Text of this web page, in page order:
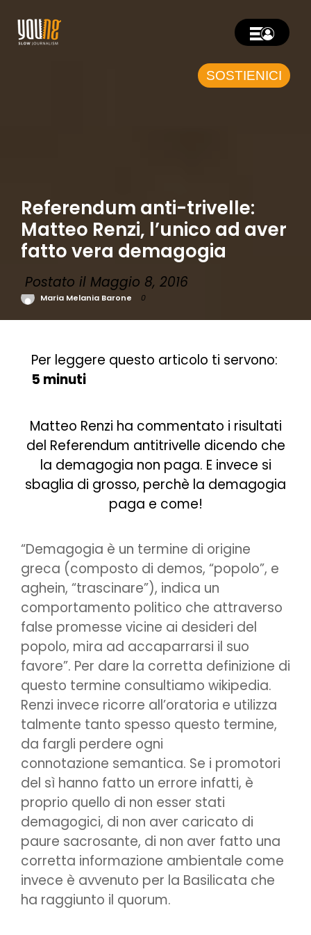
SOSTIENICI
Referendum anti-trivelle:
Matteo Renzi, l’unico ad aver
fatto vera demagogia
Postato il Maggio 8, 2016
Maria Melania Barone 0
Per leggere questo articolo ti servono:
5 minuti
Matteo Renzi ha commentato i risultati
del Referendum antitrivelle dicendo che
la demagogia non paga. E invece si
sbaglia di grosso, perchè la demagogia
paga e come!
“Demagogia è un termine di origine
greca (composto di demos, “popolo”, e
aghein, “trascinare”), indica un
comportamento politico che attraverso
false promesse vicine ai desideri del
popolo, mira ad accaparrarsi il suo
favore”. Per dare la corretta definizione di
questo termine consultiamo wikipedia.
Renzi invece ricorre all’oratoria e utilizza
talmente tanto spesso questo termine,
da fargli perdere ogni
connotazione semantica. Se i promotori
del sì hanno fatto un errore infatti, è
proprio quello di non esser stati
demagogici, di non aver caricato di
paure sacrosante, di non aver fatto una
corretta informazione ambientale come
invece è avvenuto per la Basilicata che
ha raggiunto il quorum.